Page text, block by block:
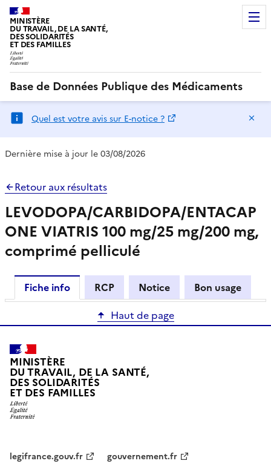
MINISTÈRE
DU TRAVAIL, DE LA SANTÉ,
DES SOLIDARITÉS
ET DES FAMILLES
Base de Données Publique des Médicaments
Quel est votre avis sur E-notice ?
Dernière mise à jour le 03/08/2026
Retour aux résultats
LEVODOPA/CARBIDOPA/ENTACAP
ONE VIATRIS 100 mg/25 mg/200 mg,
comprimé pelliculé
Fiche info RCP Notice
Bon usage
Haut de page
MINISTÈRE
DU TRAVAIL, DE LA SANTÉ,
DES SOLIDARITÉS
ET DES FAMILLES
legifrance.gouv.fr
gouvernement.fr